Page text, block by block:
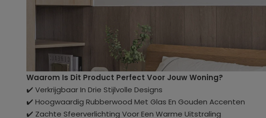
Waarom Is Dit Product Perfect Voor Jouw Woning?
✔️ Verkrijgbaar In Drie Stijlvolle Designs
✔️ Hoogwaardig Rubberwood Met Glas En Gouden Accenten
✔️ Zachte Sfeerverlichting Voor Een Warme Uitstraling